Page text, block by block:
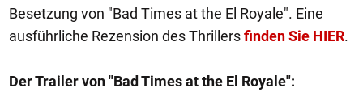
Besetzung von "Bad Times at the El Royale". Eine
ausführliche Rezension des Thrillersfinden Sie HIER.
Der Trailer von "Bad Times at the El Royale":